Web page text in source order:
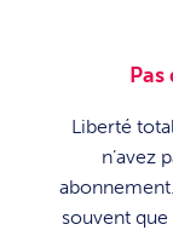
Pas
Liberté
n’avez
souvent